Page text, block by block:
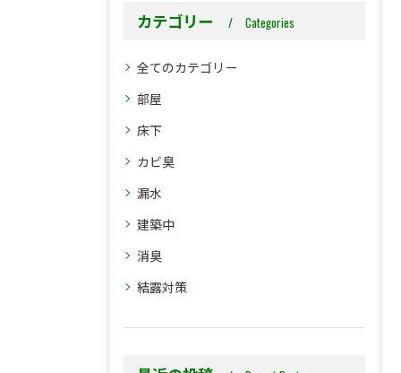
カテゴリー Categories
全てのカテゴリー
部屋
床下
カビ臭
漏水
建築中
消臭
結露対策